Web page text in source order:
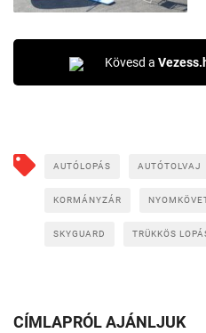
Kövesd a
AUTÓLOPÁS AUTÓTOLVAJ
KORMÁNYZÁR
SKYGUARD TRÜKKÖS
CÍMLAPRÓL AJÁNLJUK